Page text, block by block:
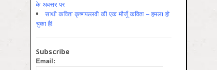
के अवसर पर
साथी कविता कृष्णपल्लवी की एक मौजूँ कविता – हमला हो
चुका है!
Subscribe
Email: